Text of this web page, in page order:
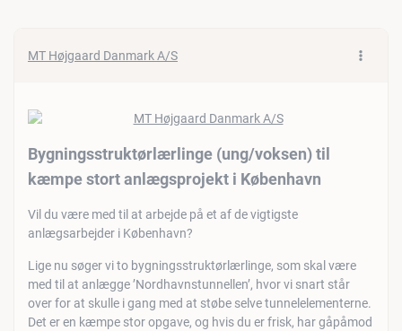
MT Højgaard Danmark A/S
Bygningsstruktørlærlinge (ung/​voksen) til
kæmpe stort anlægsprojekt i København
Vil du være med til at arbejde på et af de vigtigste
anlægsarbejder i København?
Lige nu søger vi to bygningsstruktørlærlinge, som skal være
med til at anlægge ’Nordhavnstunnellen’, hvor vi snart står
over for at skulle i gang med at støbe selve tunnelelementerne.
Det er en kæmpe stor opgave, og hvis du er frisk, har gåpåmod